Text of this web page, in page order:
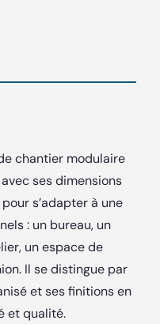
chantier modulaire
ses dimensions
s’adapter à une
: un bureau, un
un espace de
Il se distingue par
et ses finitions en
et qualité.